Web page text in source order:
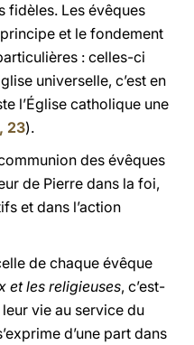
fidèles. Les évêques
et le fondement
: celles-ci
universelle, c’est en
l’Église catholique une
, 23).
des évêques
de Pierre dans la foi,
et dans l’action
de chaque évêque
et les religieuses, c’est-
vie au service du
d’une part dans